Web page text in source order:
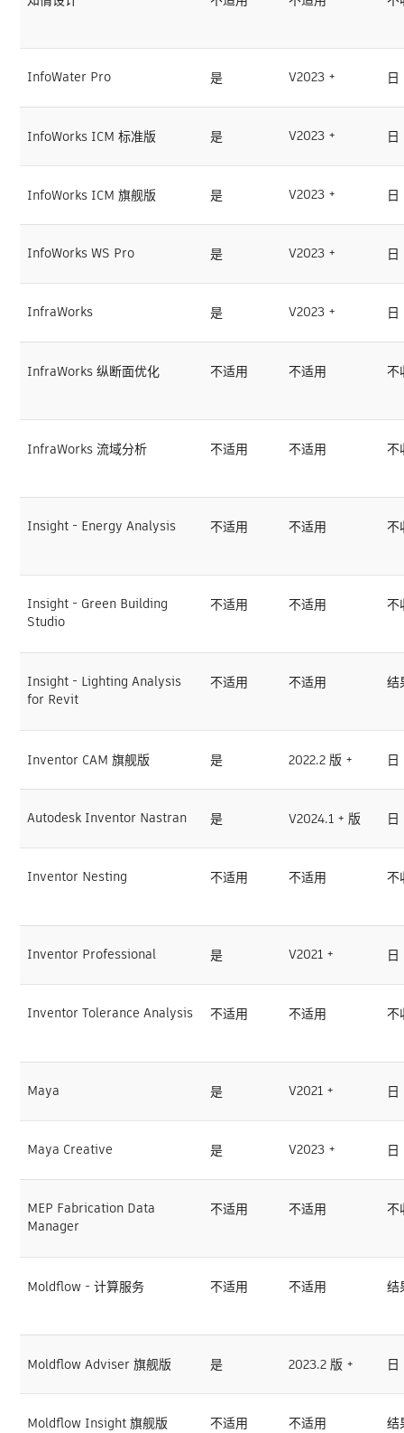
InfoWater Pro 是 V2023 + 日
InfoWorks ICM 标准版 是 V2023 + 日
InfoWorks ICM 旗舰版 是 V2023 + 日
InfoWorks WS Pro 是 V2023 + 日
InfraWorks 是 V2023 + 日
InfraWorks 纵断面优化 不适用 不适用 不
InfraWorks 流域分析 不适用 不适用 不
Insight - Energy Analysis 不适用 不适用 不
Insight - Green Building
Studio
不适用 不适用 不
Insight - Lighting Analysis
for Revit
不适用 不适用 结
Inventor CAM 旗舰版 是 2022.2 版 + 日
Autodesk Inventor Nastran 是 V2024.1 + 版 日
Inventor Nesting 不适用 不适用 不
Inventor Professional 是 V2021 + 日
Inventor Tolerance Analysis 不适用 不适用 不
Maya 是 V2021 + 日
Maya Creative 是 V2023 + 日
MEP Fabrication Data
Manager
不适用 不适用 不
Moldflow - 计算服务 不适用 不适用 结
Moldflow Adviser 旗舰版 是 2023.2 版 + 日
Moldflow Insight 旗舰版 不适用 不适用 结